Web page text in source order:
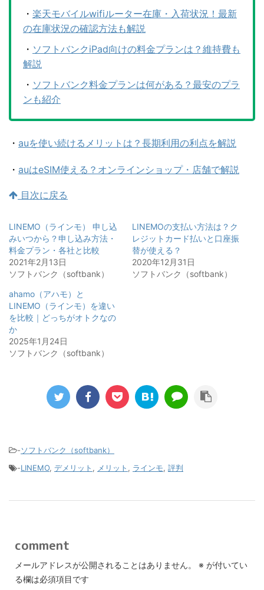
・ 楽天モバイルwifiルーター在庫・入荷状況！最新
の在庫状況の確認方法も解説
・ ソフトバンクiPad向けの料金プランは？維持費も
解説
・ ソフトバンク料金プランは何がある？最安のプラ
ンも紹介
・ auを使い続けるメリットは？長期利用の利点を解説
・ auはeSIM使える？オンラインショップ・店舗で解説
目次に戻る
LINEMO（ラインモ） 申し込
みいつから？申し込み方法・
料金プラン・各社と比較
2021年2月13日
ソフトバンク（softbank）
LINEMOの支払い方法は？ク
レジットカード払いと口座振
替が使える？
2020年12月31日
ソフトバンク（softbank）
ahamo（アハモ）と
LINEMO（ラインモ）を違い
を比較｜どっちがオトクなの
か
2025年1月24日
ソフトバンク（softbank）
-ソフトバンク（softbank）
-LINEMO, デメリット , メリット , ラインモ, 評判
comment
メールアドレスが公開されることはありません。 ※ が付いてい
る欄は必須項目です